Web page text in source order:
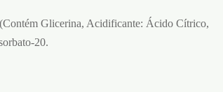
Glicerina, Acidificante: Ácido Cítrico,
20.